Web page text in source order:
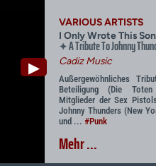
▶
VARIOUS ARTISTS
I Only Wrote This
✦A Tribute To Johnny
Cadiz Music
Außergewöhnliches
Beteiligung (Die
Mitglieder der Sex
Johnny Thunders (New
und ... #Punk
Mehr ...